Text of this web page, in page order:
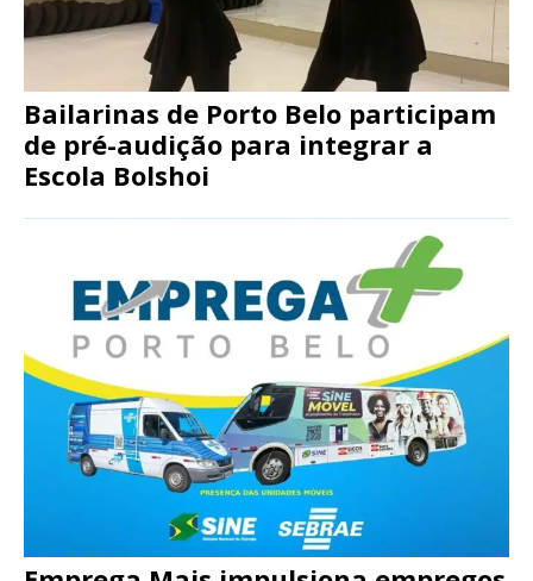
Bailarinas de Porto Belo participam
de pré-audição para integrar a
Escola Bolshoi